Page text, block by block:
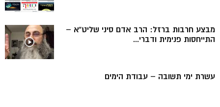
מבצע חרבות ברזל: הרב אדם סיני שליט”א –
התייחסות פנימית ודברי...
עשרת ימי תשובה – עבודת הימים